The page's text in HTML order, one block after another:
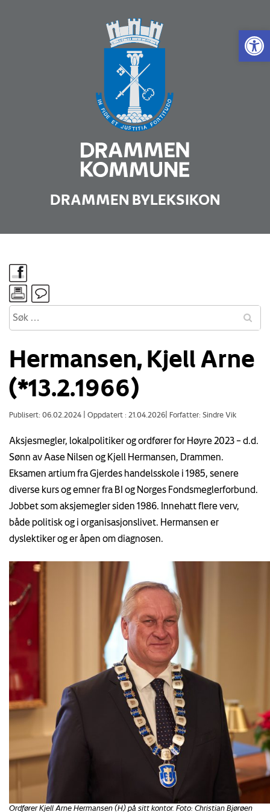
Vis
DRAMMEN BYLEKSIKON
Hermansen, Kjell Arne
(*13.2.1966)
Publisert: 06.02.2024 Oppdatert : 21.04.2026 Forfatter: Sindre Vik
Aksjesmegler, lokalpolitiker og ordfører for Høyre 2023 – d.d.
Sønn av Aase Nilsen og Kjell Hermansen, Drammen.
Eksamen artium fra Gjerdes handelsskole i 1985, senere
diverse kurs og emner fra BI og Norges Fondsmeglerforbund.
Jobbet som aksjemegler siden 1986. Innehatt flere verv,
både politisk og i organisasjonslivet. Hermansen er
dyslektiker og er åpen om diagnosen.
Ordfører Kjell Arne Hermansen (H) på sitt kontor. Foto: Christian Bjørøen